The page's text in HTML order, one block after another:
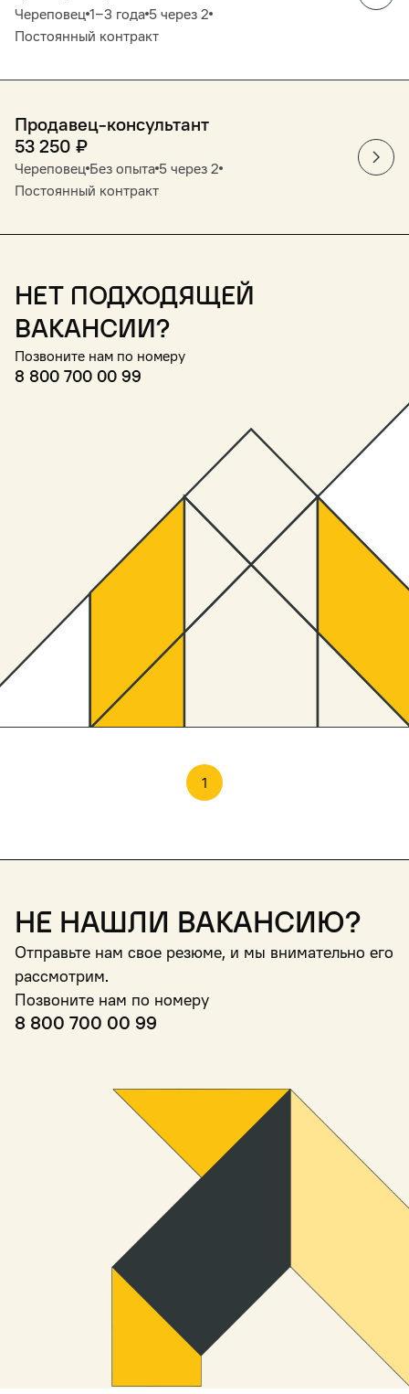
Череповец 1‒3 года 5 через 2
Постоянный контракт
Продавец-консультант
53 250 ₽
Череповец Без опыта 5 через 2
Постоянный контракт
Нет подходящей
вакансии?
Позвоните нам по номеру
8 800 700 00 99
1
Не нашли вакансию?
Отправьте нам свое резюме, и мы внимательно его
рассмотрим.
Позвоните нам по номеру
8 800 700 00 99